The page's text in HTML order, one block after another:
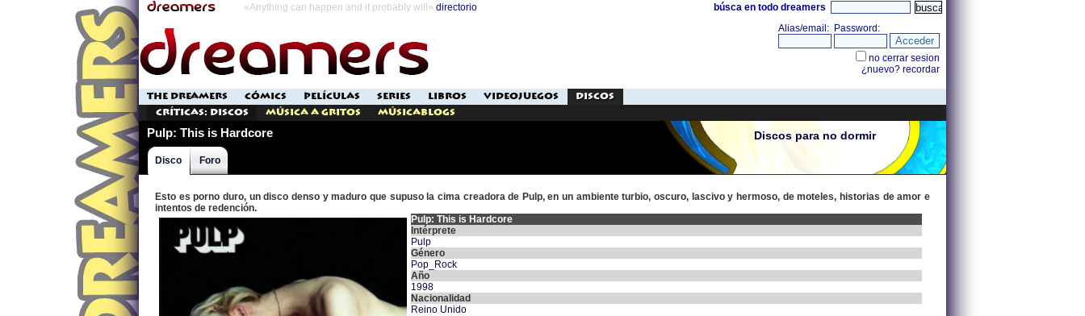
«Anything can happen and it probably will» directorio búsca en todo dreamers
THE DREAMERS CÓMICS PELÍCULAS SERIES LIBROS VIDEOJUEGOS
DISCOS
Críticas: Discos
Música a Gritos Músicablogs
Pulp: This is Hardcore Discos para no dormir
Disco Foro
Esto es porno duro, un disco denso y maduro que supuso la cima creadora de Pulp, en un ambiente turbio, oscuro, lascivo y hermoso, de moteles, historias de amor e
intentos de redención.
Pulp: This is Hardcore
Intérprete
Pulp
Género
Pop_Rock
Año
1998
Nacionalidad
Reino Unido